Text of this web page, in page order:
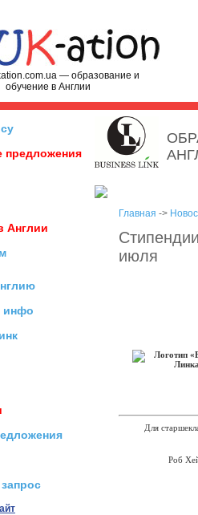
— образование и
обучение в Англии
предложения
Англии
инфо
Главная ->
июля
Для
Роб